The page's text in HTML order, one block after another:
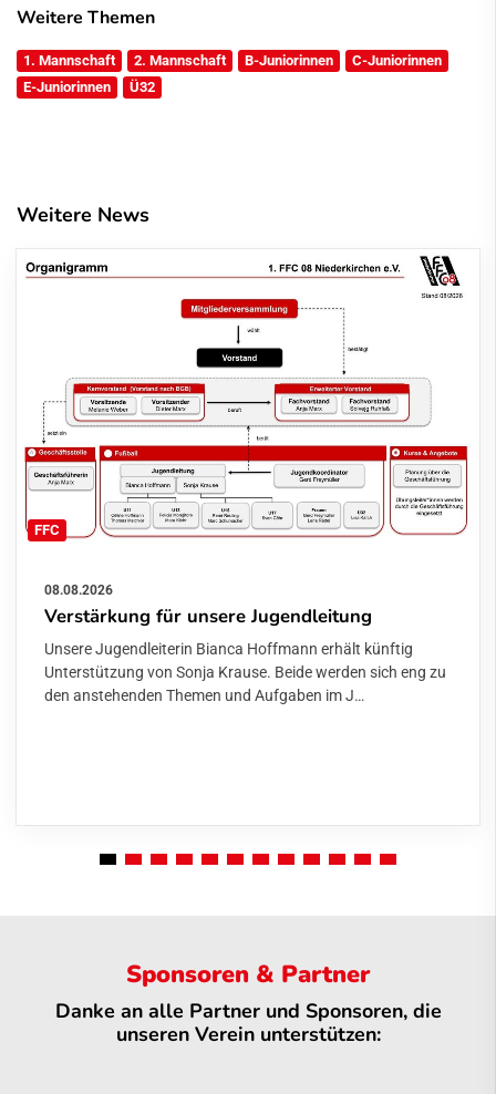
Weitere Themen
1. Mannschaft 2. Mannschaft B-Juniorinnen
C-Juniorinnen
E-Juniorinnen
Ü32
Weitere News
FFC
08.08.2026
Verstärkung für unsere Jugendleitung
Unsere Jugendleiterin Bianca Hoffmann erhält künftig
Unterstützung von Sonja Krause. Beide werden sich eng zu
den anstehenden Themen und Aufgaben im J…
Sponsoren & Partner
Danke an alle Partner und Sponsoren, die
unseren Verein unterstützen: